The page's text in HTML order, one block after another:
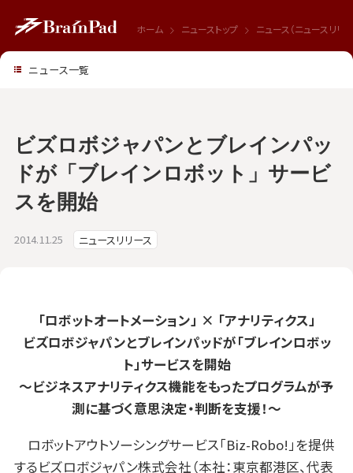
ホーム ニューストップ ニュース（ニュースリリー
2014.11.25 ニュースリリース
ビズロボジャパンとブレインパッ
ドが「ブレインロボット」サービ
スを開始
「ロボットオートメーション」 × 「アナリティクス」
ビズロボジャパンとブレインパッドが「ブレインロボッ
ト」サービスを開始
〜ビジネスアナリティクス機能をもったプログラムが予
測に基づく意思決定・判断を支援！〜
ロボットアウトソーシングサービス「Biz-Robo!」を提供
するビズロボジャパン株式会社（本社：東京都港区、代表
ニュース一覧